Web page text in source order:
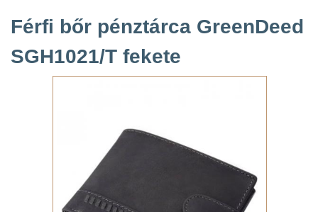
Férfi bőr pénztárca GreenDeed
SGH1021/T fekete